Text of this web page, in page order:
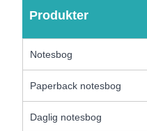
Produkter
Notesbog
Paperback notesbog
Daglig notesbog